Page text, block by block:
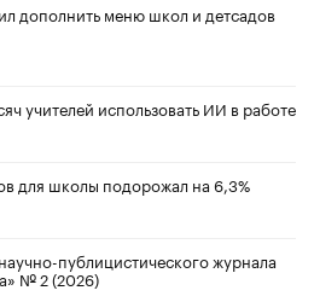
дополнить меню школ и детсадов
учителей использовать ИИ в работе
для школы подорожал на 6,3%
публицистического журнала
№ 2 (2026)